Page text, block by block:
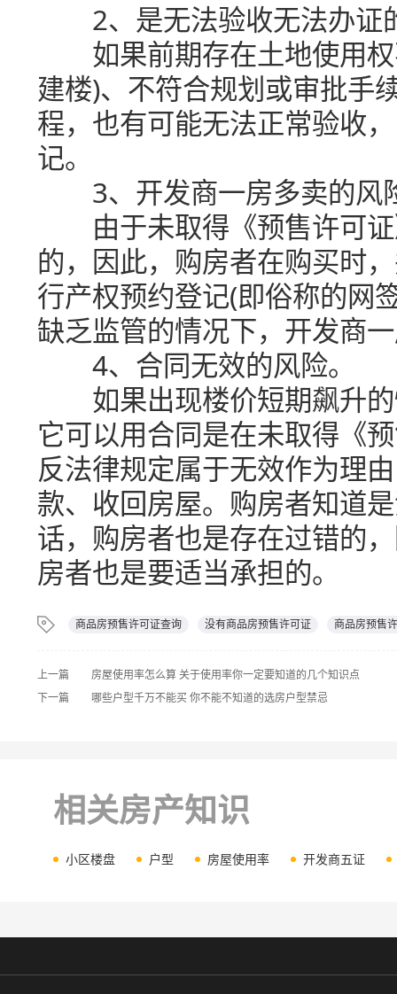
2、是无法验收无法办证
如果前期存在土地使用权
建楼)、不符合规划或审批手
程，也有可能无法正常验收
记。
3、开发商一房多卖的风
由于未取得《预售许可证
的，因此，购房者在购买时
行产权预约登记(即俗称的网
缺乏监管的情况下，开发商
4、合同无效的风险。
如果出现楼价短期飙升的
它可以用合同是在未取得《
反法律规定属于无效作为理
款、收回房屋。购房者知道
话，购房者也是存在过错的
房者也是要适当承担的。
商品房预售许可证查询 没有商品房预售许可证 商品房预售
上一篇
房屋使用率怎么算 关于使用率你一定要知道的几个知识点
下一篇
哪些户型千万不能买 你不能不知道的选房户型禁忌
相关房产知识
小区楼盘 户型 房屋使用率 开发商五证